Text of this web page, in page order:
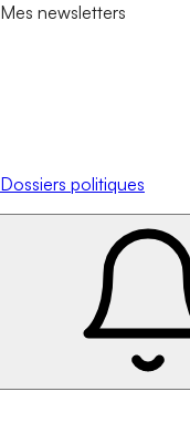
Mes newsletters
Dossiers politiques